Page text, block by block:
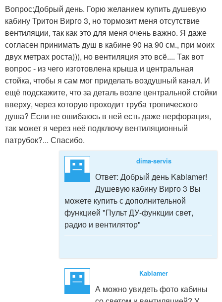
Вопрос:Добрый день. Горю желанием купить душевую
кабину Тритон Вирго 3, но тормозит меня отсутствие
вентиляции, так как это для меня очень важно. Я даже
согласен принимать душ в кабине 90 на 90 см., при моих
двух метрах роста))), но вентиляция это всё.... Так вот
вопрос - из чего изготовлена крыша и центральная
стойка, чтобы я сам мог приделать воздушный канал. И
ещё подскажите, что за деталь возле центральной стойки
вверху, через которую проходит труба тропического
душа? Если не ошибаюсь в ней есть даже перфорация,
так может я через неё подключу вентиляционный
патрубок?... Спасибо.
dima-servis
Ответ: Добрый день Kablamer!
Душевую кабину Вирго 3 Вы
можете купить с дополнительной
функцией "Пульт ДУ-функции свет,
радио и вентилятор"
Kablamer
А можно увидеть фото кабины